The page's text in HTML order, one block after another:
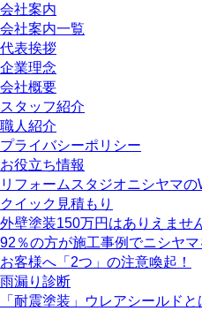
会社案内
会社案内一覧
代表挨拶
企業理念
会社概要
スタッフ紹介
職人紹介
プライバシーポリシー
お役立ち情報
リフォームスタジオニシヤマの
クイック見積もり
外壁塗装150万円はありえませ
92％の方が施工事例でニシヤ
お客様へ「2つ」の注意喚起！
雨漏り診断
「耐震塗装」ウレアシールドと